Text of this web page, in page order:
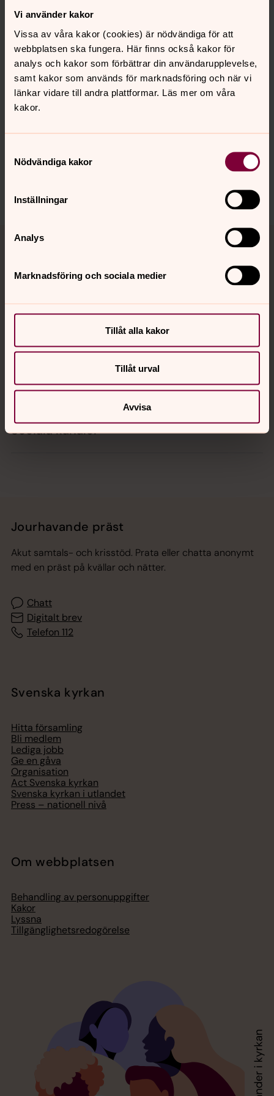
Vi använder kakor
Vissa av våra kakor (cookies) är nödvändiga för att
webbplatsen ska fungera. Här finns också kakor för
analys och kakor som förbättrar din användarupplevelse,
samt kakor som används för marknadsföring och när vi
länkar vidare till andra plattformar. Läs mer om våra
kakor.
Nödvändiga kakor
Inställningar
Analys
Marknadsföring och sociala medier
Tillåt alla kakor
Tillåt urval
Avvisa
faddrarnas uppgift att gå in som vårdnadshavare. Så är
det inte längre. I dagens fadderuppdrag ligger det
ursprungliga uppdraget kvar: att var ett stöd i den
döptes vandring på trons väg.
Synpunkter eller frågor på sidans
hudiksvallsbygdens.forsamling@svenskakyrkan.se
Hitta snabbt
Sociala kanaler
Jourhavande präst
Akut samtals- och krisstöd. Prata eller chatta anonymt
med en präst på kvällar och nätter.
Chatt
Digitalt brev
Telefon 112
Svenska kyrkan
Hitta församling
Bli medlem
Lediga jobb
Ge en gåva
Organisation
Act Svenska kyrkan
Svenska kyrkan i utlandet
Press – nationell nivå
Om webbplatsen
Behandling av personuppgifter
Kakor
Lyssna
Tillgänglighetsredogörelse